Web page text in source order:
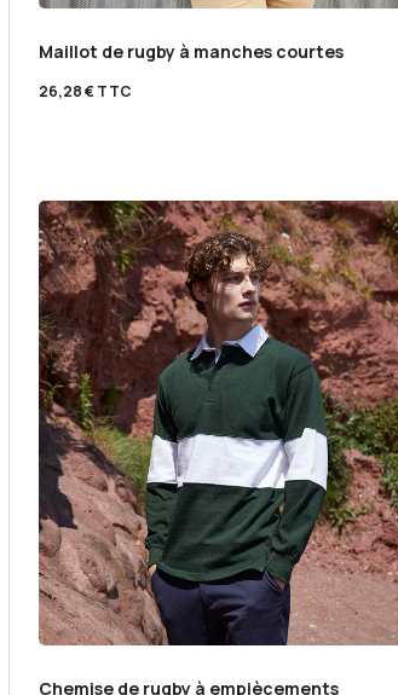
Maillot de rugby à manches courtes
26,28€TTC
Chemise de rugby à empiècements